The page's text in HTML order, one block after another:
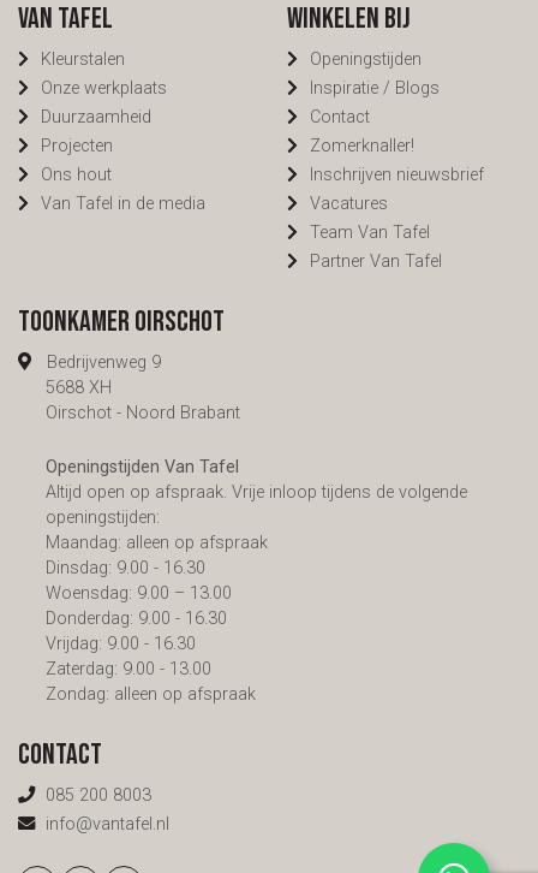
Van Tafel
Kleurstalen
Onze werkplaats
Duurzaamheid
Projecten
Ons hout
Van Tafel in de media
Winkelen bij
Openingstijden
Inspiratie / Blogs
Contact
Zomerknaller!
Inschrijven nieuwsbrief
Vacatures
Team Van Tafel
Partner Van Tafel
Toonkamer Oirschot
Bedrijvenweg 9
5688 XH
Oirschot - Noord Brabant
Openingstijden Van Tafel
Altijd open op afspraak. Vrije inloop tijdens de volgende
openingstijden:
Maandag: alleen op afspraak
Dinsdag: 9.00 - 16.30
Woensdag: 9.00 – 13.00
Donderdag: 9.00 - 16.30
Vrijdag: 9.00 - 16.30
Zaterdag: 9.00 - 13.00
Zondag: alleen op afspraak
Contact
085 200 8003
info@vantafel.nl